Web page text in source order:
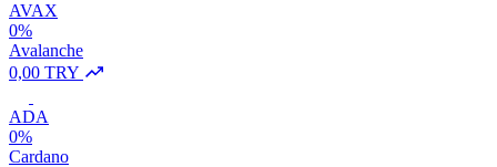
AVAX
0%
Avalanche
0,00 TRY
ADA
0%
Cardano